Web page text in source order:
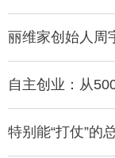
合作交流
丽维家创始人周
自主创业：从
特别能“打仗”的